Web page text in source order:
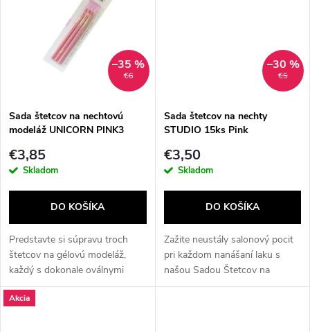
v
€6
–35 %
Sada štetcov na nechtovú
modeláž UNICORN PINK3
€3,85
Skladom
DO KOŠÍKA
Predstavte si súpravu troch
štetcov na gélovú modeláž,
každý s dokonale oválnymi
štetinami, navrhnutú pre
umelkyne, ktoré hľadajú
€5
–30 %
Sada štetcov na nechty
STUDIO 15ks Pink
€3,50
Skladom
DO KOŠÍKA
Zažite neustály salonový pocit
pri každom nanášaní laku s
našou Sadou Štetcov na
Nechty! Táto profesionálna
Akcia